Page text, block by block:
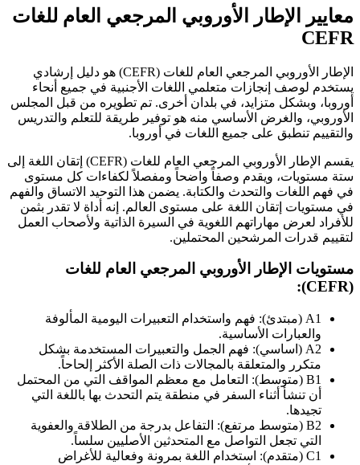
معايير الإطار الأوروبي المرجعي العام للغات
CEFR
الإطار الأوروبي المرجعي العام للغات (CEFR) هو دليل إرشادي
يستخدم لوصف إنجازات متعلمي اللغات الأجنبية في جميع أنحاء
أوروبا، وبشكل متزايد، في بلدان أخرى. تم تطويره من قبل المجلس
الأوروبي، والغرض الأساسي منه هو توفير طريقة للتعلم والتدريس
والتقييم تنطبق على جميع اللغات في أوروبا.
يقسم الإطار الأوروبي المرجعي العام للغات (CEFR) إتقان اللغة إلى
ستة مستويات، ويقدم وصفاً واضحاً ومفصلاً لكفاءات كل مستوى
في فهم اللغات والتحدث والكتابة. يضمن هذا التوحيد الاتساق والفهم
في مستويات إتقان اللغة على مستوى العالم. إنه أداة لا تقدر بثمن
للأفراد لعرض مهاراتهم اللغوية في السيرة الذاتية ولأصحاب العمل
لتقييم قدرات المرشحين المحتملين.
مستويات الإطار الأوروبي المرجعي العام للغات
(CEFR):
A1 (مبتدئ): فهم واستخدام التعبيرات اليومية المألوفة
والعبارات الأساسية.
A2 (اساسي): فهم الجمل والتعبيرات المستخدمة بشكل
متكرر والمتعلقة بالمجالات ذات الصلة الأكثر إلحاحاً.
B1 (متوسط): التعامل مع معظم المواقف التي من المحتمل
أن تنشأ أثناء السفر في منطقة يتم التحدث بها باللغة التي
تجيدها.
B2 (متوسط مرتفع): التفاعل بدرجة من الطلاقة والعفوية
التي تجعل التواصل مع المتحدثين الأصليين سلساً.
C1 (متقدم): استخدام اللغة بمرونة وفعالية للأغراض